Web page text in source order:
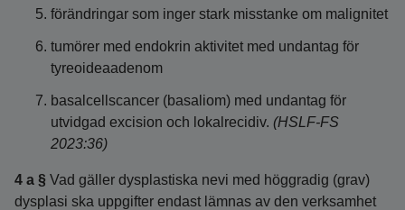
förändringar som inger stark misstanke om malignitet
tumörer med endokrin aktivitet med undantag för
tyreoideaadenom
basalcellscancer (basaliom) med undantag för
utvidgad excision och lokalrecidiv. (HSLF-FS
2023:36)
4 a § Vad gäller dysplastiska nevi med höggradig (grav)
dysplasi ska uppgifter endast lämnas av den verksamhet